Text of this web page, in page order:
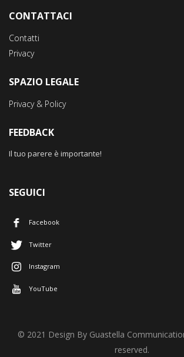
CONTATTACI
Contatti
Privacy
SPAZIO LEGALE
Privacy & Policy
FEEDBACK
Il tuo parere è importante!
SEGUICI
Facebook
Twitter
Instagram
YouTube
© 2021 Design By Guastella
reserved.